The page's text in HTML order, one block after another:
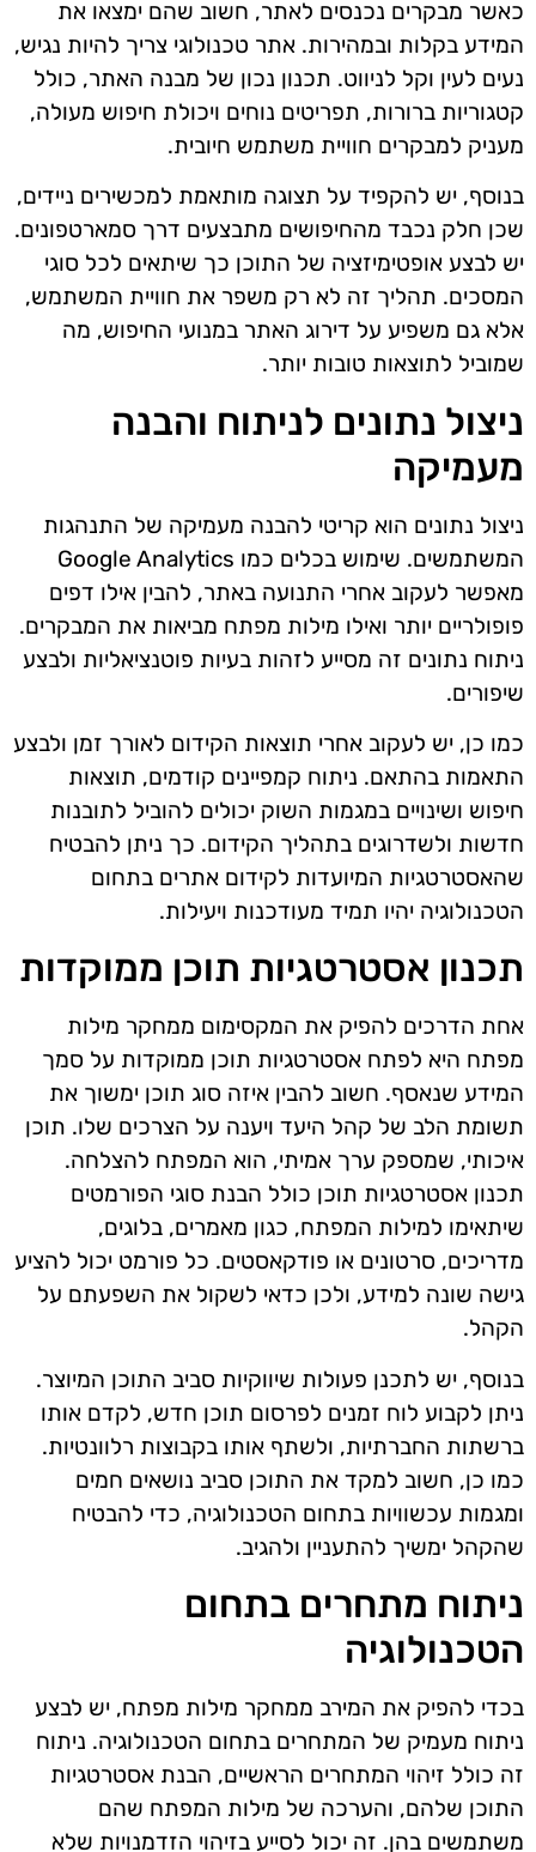
כאשר מבקרים נכנסים לאתר, חשוב שהם ימצאו את
המידע בקלות ובמהירות. אתר טכנולוגי צריך להיות נגיש,
נעים לעין וקל לניווט. תכנון נכון של מבנה האתר, כולל
קטגוריות ברורות, תפריטים נוחים ויכולת חיפוש מעולה,
מעניק למבקרים חוויית משתמש חיובית.
בנוסף, יש להקפיד על תצוגה מותאמת למכשירים ניידים,
שכן חלק נכבד מהחיפושים מתבצעים דרך סמארטפונים.
יש לבצע אופטימיזציה של התוכן כך שיתאים לכל סוגי
המסכים. תהליך זה לא רק משפר את חוויית המשתמש,
אלא גם משפיע על דירוג האתר במנועי החיפוש, מה
שמוביל לתוצאות טובות יותר.
ניצול נתונים לניתוח והבנה
מעמיקה
ניצול נתונים הוא קריטי להבנה מעמיקה של התנהגות
המשתמשים. שימוש בכלים כמו Google Analytics
מאפשר לעקוב אחרי התנועה באתר, להבין אילו דפים
פופולריים יותר ואילו מילות מפתח מביאות את המבקרים.
ניתוח נתונים זה מסייע לזהות בעיות פוטנציאליות ולבצע
שיפורים.
כמו כן, יש לעקוב אחרי תוצאות הקידום לאורך זמן ולבצע
התאמות בהתאם. ניתוח קמפיינים קודמים, תוצאות
חיפוש ושינויים במגמות השוק יכולים להוביל לתובנות
חדשות ולשדרוגים בתהליך הקידום. כך ניתן להבטיח
שהאסטרטגיות המיועדות לקידום אתרים בתחום
הטכנולוגיה יהיו תמיד מעודכנות ויעילות.
תכנון אסטרטגיות תוכן ממוקדות
אחת הדרכים להפיק את המקסימום ממחקר מילות
מפתח היא לפתח אסטרטגיות תוכן ממוקדות על סמך
המידע שנאסף. חשוב להבין איזה סוג תוכן ימשוך את
תשומת הלב של קהל היעד ויענה על הצרכים שלו. תוכן
איכותי, שמספק ערך אמיתי, הוא המפתח להצלחה.
תכנון אסטרטגיות תוכן כולל הבנת סוגי הפורמטים
שיתאימו למילות המפתח, כגון מאמרים, בלוגים,
מדריכים, סרטונים או פודקאסטים. כל פורמט יכול להציע
גישה שונה למידע, ולכן כדאי לשקול את השפעתם על
הקהל.
בנוסף, יש לתכנן פעולות שיווקיות סביב התוכן המיוצר.
ניתן לקבוע לוח זמנים לפרסום תוכן חדש, לקדם אותו
ברשתות החברתיות, ולשתף אותו בקבוצות רלוונטיות.
כמו כן, חשוב למקד את התוכן סביב נושאים חמים
ומגמות עכשוויות בתחום הטכנולוגיה, כדי להבטיח
שהקהל ימשיך להתעניין ולהגיב.
ניתוח מתחרים בתחום
הטכנולוגיה
בכדי להפיק את המירב ממחקר מילות מפתח, יש לבצע
ניתוח מעמיק של המתחרים בתחום הטכנולוגיה. ניתוח
זה כולל זיהוי המתחרים הראשיים, הבנת אסטרטגיות
התוכן שלהם, והערכה של מילות המפתח שהם
משתמשים בהן. זה יכול לסייע בזיהוי הזדמנויות שלא